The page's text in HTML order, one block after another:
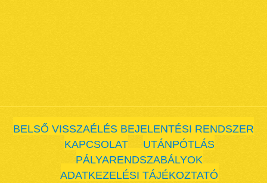
BELSŐ VISSZAÉLÉS BEJELENTÉSI RENDSZER
KAPCSOLAT
UTÁNPÓTLÁS
PÁLYARENDSZABÁLYOK
ADATKEZELÉSI TÁJÉKOZTATÓ